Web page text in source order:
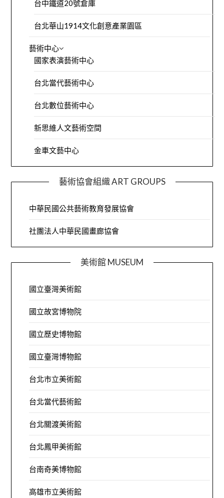
台中鐵道20號倉庫
台北華山1914文化創意產業園區
藝術中心
國家表演藝術中心
台北當代藝術中心
台北數位藝術中心
新思維人文藝術空間
金車文藝中心
藝術協會組織 ART GROUPS
中華民國公共藝術教育發展協會
社團法人中華民國畫廊協會
美術館 MUSEUM
國立臺灣美術館
國立故宮博物院
國立歷史博物館
國立臺灣博物館
台北市立美術館
台北當代藝術館
台北關渡美術館
台北鳳甲美術館
台南奇美博物館
高雄市立美術館